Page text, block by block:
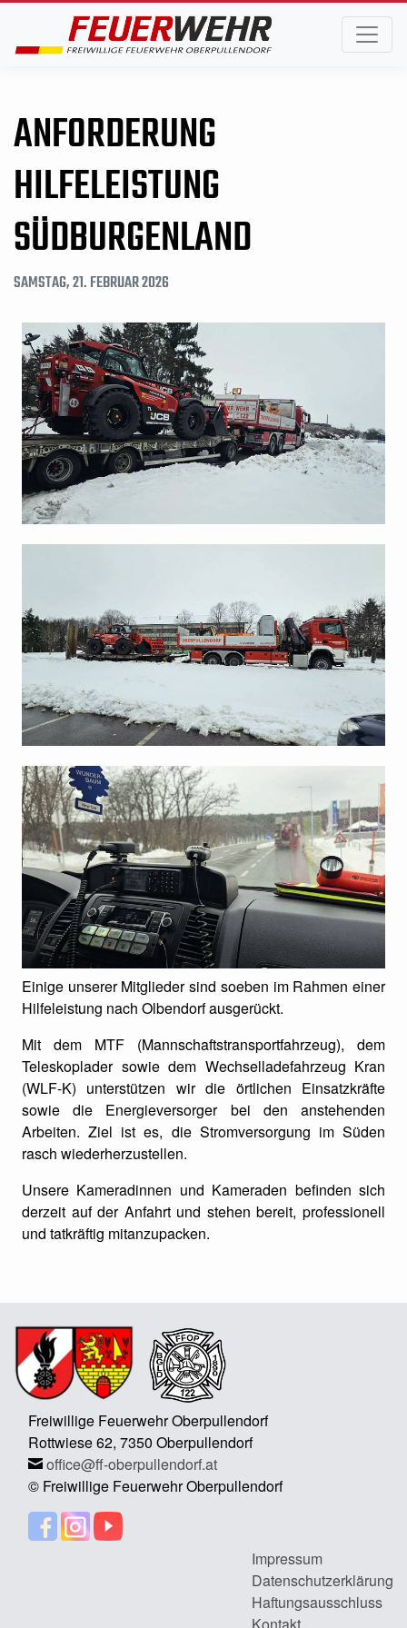
ANFORDERUNG
HILFELEISTUNG
SÜDBURGENLAND
SAMSTAG, 21. FEBRUAR 2026
Einige unserer Mitglieder sind soeben im Rahmen einer
Hilfeleistung nach Olbendorf ausgerückt.
Mit dem MTF (Mannschaftstransportfahrzeug), dem
Teleskoplader sowie dem Wechselladefahrzeug Kran
(WLF-K) unterstützen wir die örtlichen Einsatzkräfte
sowie die Energieversorger bei den anstehenden
Arbeiten. Ziel ist es, die Stromversorgung im Süden
rasch wiederherzustellen.
Unsere Kameradinnen und Kameraden befinden sich
derzeit auf der Anfahrt und stehen bereit, professionell
und tatkräftig mitanzupacken.
Freiwillige Feuerwehr Oberpullendorf
Rottwiese 62, 7350 Oberpullendorf
office@ff-oberpullendorf.at
© Freiwillige Feuerwehr Oberpullendorf
Impressum
Datenschutzerklärung
Haftungsausschluss